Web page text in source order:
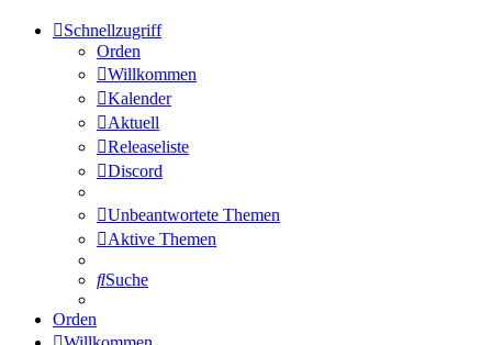
Schnellzugriff
Orden
Willkommen
Kalender
Aktuell
Releaseliste
Discord
Unbeantwortete Themen
Aktive Themen
Suche
Orden